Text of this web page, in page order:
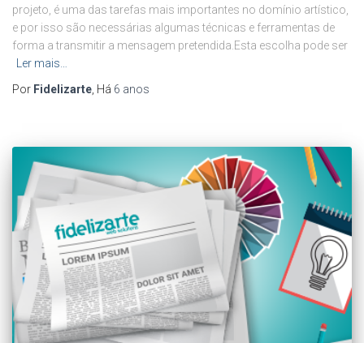
projeto, é uma das tarefas mais importantes no domínio artístico,
e por isso são necessárias algumas técnicas e ferramentas de
forma a transmitir a mensagem pretendida.Esta escolha pode ser
Ler mais…
Por Fidelizarte , Há 6 anos